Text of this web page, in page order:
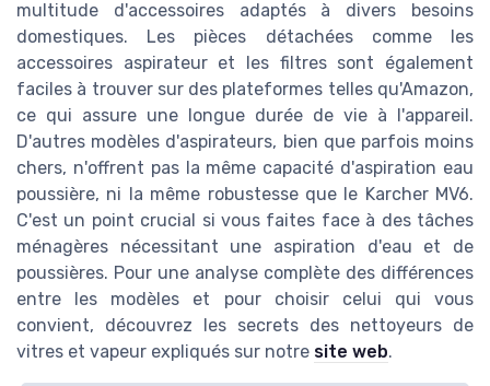
multitude d'accessoires adaptés à divers besoins
domestiques. Les pièces détachées comme les
accessoires aspirateur et les filtres sont également
faciles à trouver sur des plateformes telles qu'Amazon,
ce qui assure une longue durée de vie à l'appareil.
D'autres modèles d'aspirateurs, bien que parfois moins
chers, n'offrent pas la même capacité d'aspiration eau
poussière, ni la même robustesse que le Karcher MV6.
C'est un point crucial si vous faites face à des tâches
ménagères nécessitant une aspiration d'eau et de
poussières. Pour une analyse complète des différences
entre les modèles et pour choisir celui qui vous
convient, découvrez les secrets des nettoyeurs de
vitres et vapeur expliqués sur notre site web.